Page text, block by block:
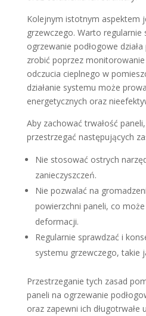
Kolejnym istotnym aspektem
grzewczego. Warto regularnie
ogrzewanie podłogowe
zrobić poprzez
odczucia cieplnego w
działanie systemu może
energetycznych oraz
Aby zachować trwałość
przestrzegać następujących
Nie stosować ostrych
zanieczyszczeń.
Nie pozwalać na
powierzchni paneli, co
deformacji.
Regularnie sprawdzać i
systemu grzewczego, takie
Przestrzeganie tych zasad
paneli na ogrzewanie
oraz zapewni ich długotrwałe